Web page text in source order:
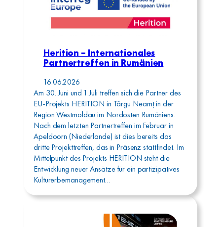
Herition – Internationales
Partnertreffen in Rumänien
16.06.2026
Am 30. Juni und 1.Juli treffen sich die Partner des
EU-Projekts HERITION in Târgu Neamț in der
Region Westmoldau im Nordosten Rumäniens.
Nach dem letzten Partnertreffen im Februar in
Apeldoorn (Niederlande) ist dies bereits das
dritte Projekttreffen, das in Präsenz stattfindet. Im
Mittelpunkt des Projekts HERITION steht die
Entwicklung neuer Ansätze für ein partizipatives
Kulturerbemanagement…